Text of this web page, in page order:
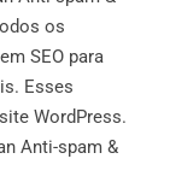
os
SEO para
Esses
WordPress.
Anti-spam &